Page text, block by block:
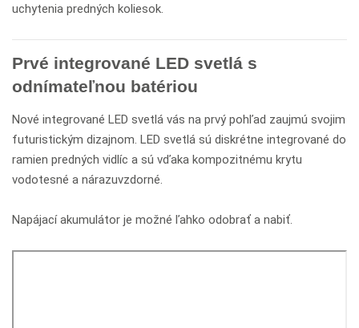
uchytenia predných koliesok.
Prvé integrované LED svetlá s
odnímateľnou batériou
Nové integrované LED svetlá vás na prvý pohľad zaujmú svojim
futuristickým dizajnom. LED svetlá sú diskrétne integrované do
ramien predných vidlíc a sú vďaka kompozitnému krytu
vodotesné a nárazuvzdorné.
Napájací akumulátor je možné ľahko odobrať a nabiť.